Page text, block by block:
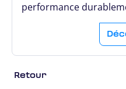
performance
Retour